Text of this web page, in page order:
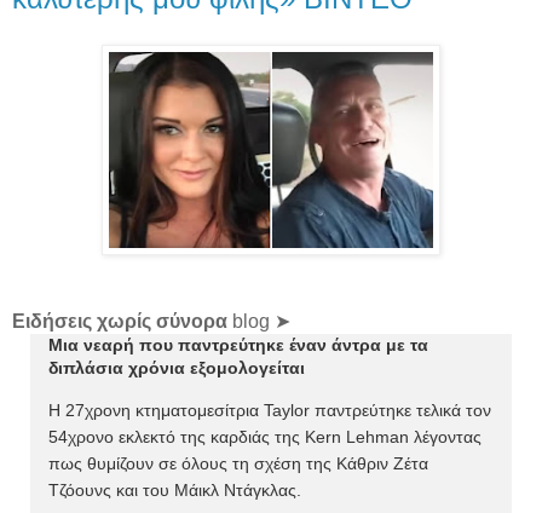
Ειδήσεις χωρίς σύνορα blog ➤
Μια νεαρή που παντρεύτηκε έναν άντρα με τα
διπλάσια χρόνια εξομολογείται
Η 27χρονη κτηματομεσίτρια Taylor παντρεύτηκε τελικά τον
54χρονο εκλεκτό της καρδιάς της Kern Lehman λέγοντας
πως θυμίζουν σε όλους τη σχέση της Κάθριν Ζέτα
Τζόουνς και του Μάικλ Ντάγκλας.